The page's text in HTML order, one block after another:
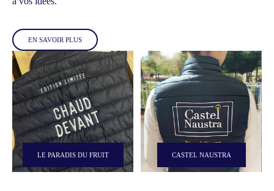
LE PARADIS DU FRUIT CASTEL NAUSTRA
EN SAVOIR PLUS